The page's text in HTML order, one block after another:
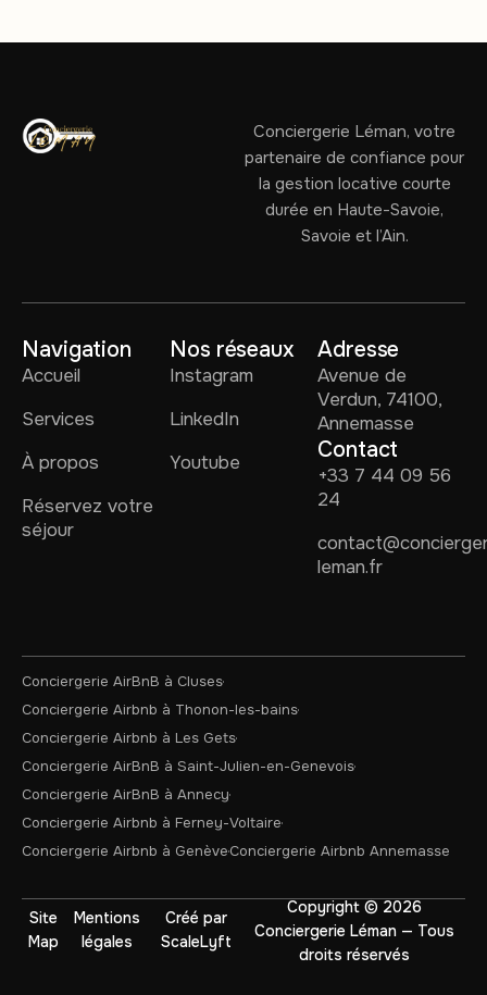
Conciergerie Léman, votre
partenaire de confiance pour
la gestion locative courte
durée en Haute-Savoie,
Savoie et l’Ain.
Navigation
Accueil
Services
À propos
Réservez votre
séjour
Nos réseaux
Instagram
LinkedIn
Youtube
Adresse
Avenue de
Verdun, 74100,
Annemasse
Contact
+33 7 44 09 56
24
leman.fr
Conciergerie AirBnB à Cluses
Conciergerie Airbnb à Thonon-les-bains
Conciergerie Airbnb à Les Gets
Conciergerie AirBnB à Saint-Julien-en-Genevois
Conciergerie AirBnB à Annecy
Conciergerie Airbnb à Ferney-Voltaire
Conciergerie Airbnb à GenèveConciergerie Airbnb Annemasse
Copyright © 2026
Conciergerie Léman — Tous
droits réservés
Site
Map
Mentions
légales
Créé par
ScaleLyft